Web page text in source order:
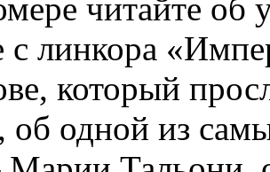
читайте об
с линкора
который
об одной из